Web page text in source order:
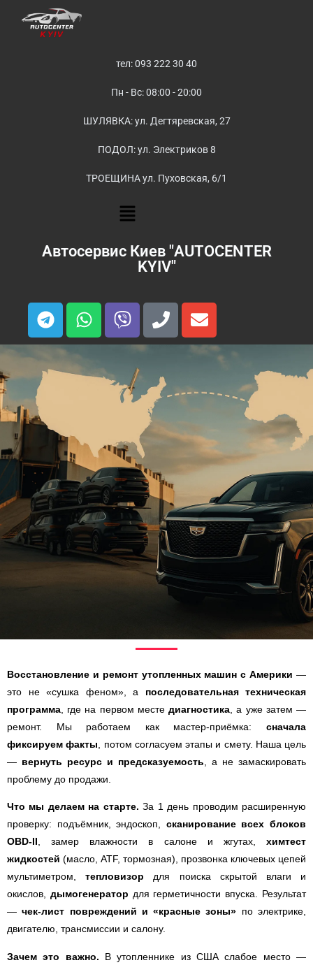
тел: 093 222 30 40
Пн - Вс: 08:00 - 20:00
ШУЛЯВКА: ул. Дегтяревская, 27
ПОДОЛ: ул. Электриков 8
ТРОЕЩИНА ул. Пуховская, 6/1
Автосервис Киев "AUTOCENTER
KYIV"
Восстановление и ремонт утопленных машин с Америки —
это не «сушка феном», а последовательная техническая
программа , где на первом местедиагностика , а уже затем —
ремонт. Мы работаем как мастер-приёмка: сначала
фиксируем факты , потом согласуем этапы и смету. Наша цель
— вернуть ресурс и предсказуемость , а не замаскировать
проблему до продажи.
Что мы делаем на старте. За 1 день проводим расширенную
проверку: подъёмник, эндоскоп, сканирование всех блоков
OBD-II, замер влажности в салоне и жгутах, химтест
жидкостей (масло, ATF, тормозная), прозвонка ключевых цепей
мультиметром,тепловизор для поиска скрытой влаги и
окислов, дымогенератор для герметичности впуска. Результат
—чек-лист повреждений и «красные зоны» по электрике,
двигателю, трансмиссии и салону.
Зачем это важно. В утопленнике из США слабое место —